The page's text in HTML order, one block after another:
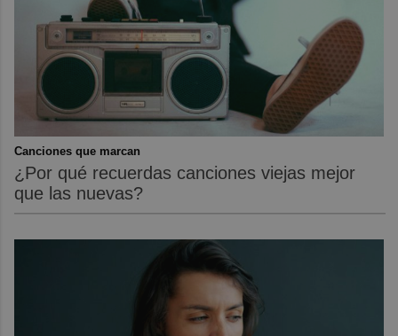
Canciones que marcan
¿Por qué recuerdas canciones viejas mejor
que las nuevas?